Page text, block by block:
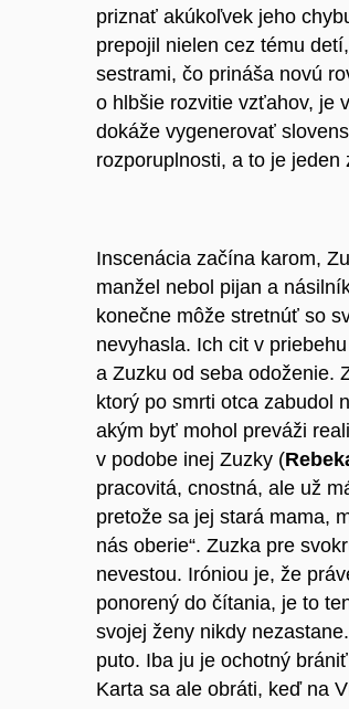
priznať akúkoľvek jeho
prepojil nielen cez tému
sestrami, čo prináša novú
o hlbšie rozvitie vzťahov, je
dokáže vygenerovať
rozporuplnosti, a to je
Inscenácia začína karom,
manžel nebol pijan a
konečne môže stretnúť so
nevyhasla. Ich cit v
a Zuzku od seba odoženie.
ktorý po smrti otca zabudol
akým byť mohol preváži
v podobe inej Zuzky (
pracovitá, cnostná, ale už
pretože sa jej stará mama,
nás oberie“. Zuzka pre
nevestou. Iróniou je, že
ponorený do čítania, je to
svojej ženy nikdy
puto. Iba ju je ochotný
Karta sa ale obráti, keď na